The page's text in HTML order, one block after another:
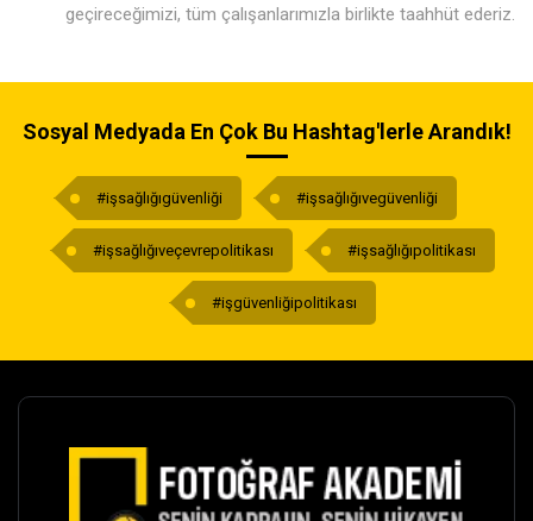
geçireceğimizi, tüm çalışanlarımızla birlikte taahhüt ederiz.
Sosyal Medyada En Çok Bu Hashtag'lerle Arandık!
#işsağlığıgüvenliği #işsağlığıvegüvenliği
#işsağlığıveçevrepolitikası #işsağlığıpolitikası
#işgüvenliğipolitikası